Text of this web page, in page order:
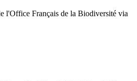
l'Office Français de la Biodiversité via